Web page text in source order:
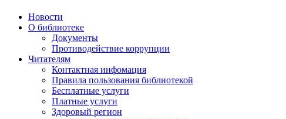
Новости
О библиотеке
Документы
Противодействие коррупции
Читателям
Контактная инфомация
Правила пользования библиотекой
Бесплатные услуги
Платные услуги
Здоровый регион